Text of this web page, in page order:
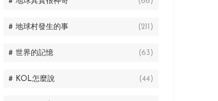
# 地球村發生的事 (211)
# 世界的記憶 (63)
# KOL怎麼說 (44)